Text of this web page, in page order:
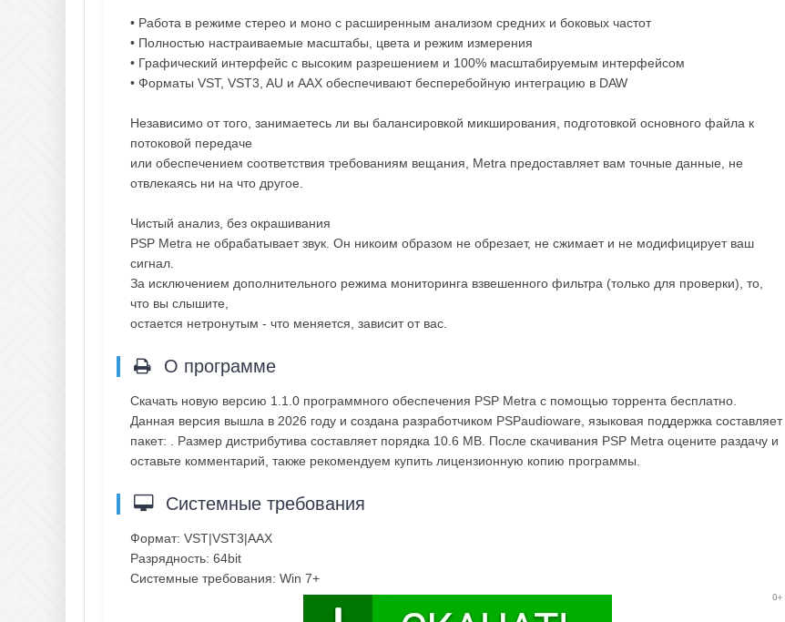
• Работа в режиме стерео и моно с расширенным анализом средних и боковых частот
• Полностью настраиваемые масштабы, цвета и режим измерения
• Графический интерфейс с высоким разрешением и 100% масштабируемым интерфейсом
• Форматы VST, VST3, AU и AAX обеспечивают бесперебойную интеграцию в DAW
Независимо от того, занимаетесь ли вы балансировкой микширования, подготовкой основного файла к
потоковой передаче
или обеспечением соответствия требованиям вещания, Metra предоставляет вам точные данные, не
отвлекаясь ни на что другое.
Чистый анализ, без окрашивания
PSP Metra не обрабатывает звук. Он никоим образом не обрезает, не сжимает и не модифицирует ваш
сигнал.
За исключением дополнительного режима мониторинга взвешенного фильтра (только для проверки), то,
что вы слышите,
остается нетронутым - что меняется, зависит от вас.
О программе
Скачать новую версию 1.1.0 программного обеспечения PSP Metra с помощью торрента бесплатно.
Данная версия вышла в 2026 году и создана разработчиком PSPaudioware, языковая поддержка составляет
пакет: . Размер дистрибутива составляет порядка 10.6 MB. После скачивания PSP Metra оцените раздачу и
оставьте комментарий, также рекомендуем купить лицензионную копию программы.
Системные требования
Формат: VST|VST3|AAX
Разрядность: 64bit
Системные требования: Win 7+